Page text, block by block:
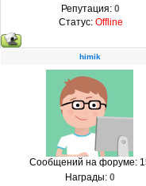
Репутация: 0
Статус: Offline
himik
Сообщений на форуме:
Награды: 0